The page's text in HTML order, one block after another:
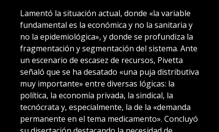
Lamentó la situación actual, donde «la variable
fundamental es la económica y no la sanitaria y
no la epidemiológica», y donde se profundiza la
fragmentación y segmentación del sistema. Ante
un escenario de escasez de recursos, Pivetta
señaló que se ha desatado «una puja distributiva
muy importante» entre diversas lógicas: la
política, la economía privada, la sindical, la
tecnócrata y, especialmente, la de la «demanda
permanente en el tema medicamento». Concluyó